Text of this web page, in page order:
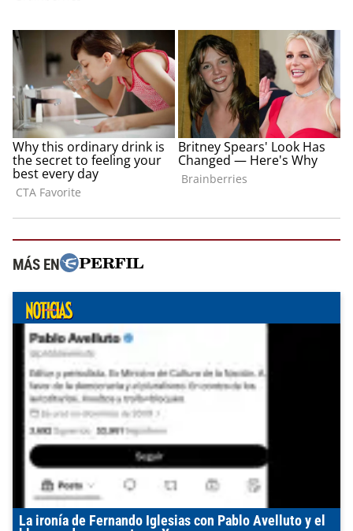
MÁS EN
La ironía de Fernando Iglesias con Pablo Avelluto y el